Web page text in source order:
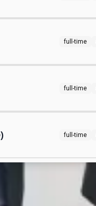
full-time
full-time
full-time